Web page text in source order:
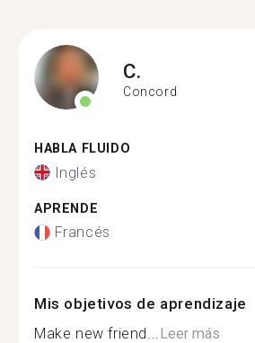
C.
Concord
HABLA FLUIDO
Inglés
APRENDE
Francés
Mis objetivos de aprendizaje
Make new friend...Leer más